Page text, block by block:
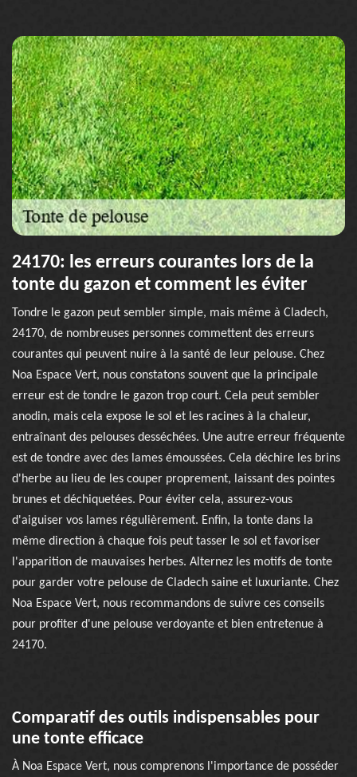
24170: les erreurs courantes lors de la
tonte du gazon et comment les éviter
Tondre le gazon peut sembler simple, mais même à Cladech,
24170, de nombreuses personnes commettent des erreurs
courantes qui peuvent nuire à la santé de leur pelouse. Chez
Noa Espace Vert, nous constatons souvent que la principale
erreur est de tondre le gazon trop court. Cela peut sembler
anodin, mais cela expose le sol et les racines à la chaleur,
entraînant des pelouses desséchées. Une autre erreur fréquente
est de tondre avec des lames émoussées. Cela déchire les brins
d'herbe au lieu de les couper proprement, laissant des pointes
brunes et déchiquetées. Pour éviter cela, assurez-vous
d'aiguiser vos lames régulièrement. Enfin, la tonte dans la
même direction à chaque fois peut tasser le sol et favoriser
l'apparition de mauvaises herbes. Alternez les motifs de tonte
pour garder votre pelouse de Cladech saine et luxuriante. Chez
Noa Espace Vert, nous recommandons de suivre ces conseils
pour profiter d'une pelouse verdoyante et bien entretenue à
24170.
Comparatif des outils indispensables pour
une tonte efficace
À Noa Espace Vert, nous comprenons l'importance de posséder